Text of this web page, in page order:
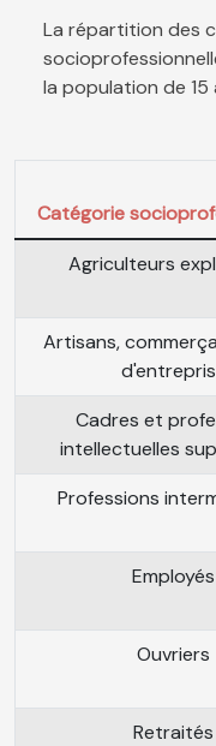
La répartition des
la population de
Catégorie
Agriculteurs
Artisans,
Cadres et
intellectuelles
Professions
Employés
Ouvriers
Retraités